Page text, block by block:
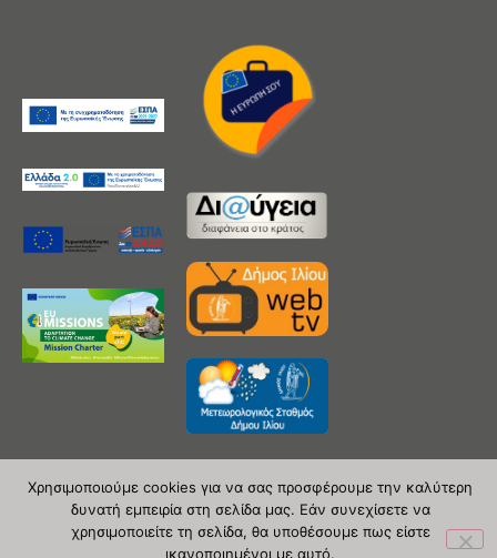
Copyright 2020 © Δήμος Ιλίου
Χρησιμοποιούμε cookies για να σας προσφέρουμε την καλύτερη
δυνατή εμπειρία στη σελίδα μας. Εάν συνεχίσετε να
χρησιμοποιείτε τη σελίδα, θα υποθέσουμε πως είστε
ικανοποιημένοι με αυτό.